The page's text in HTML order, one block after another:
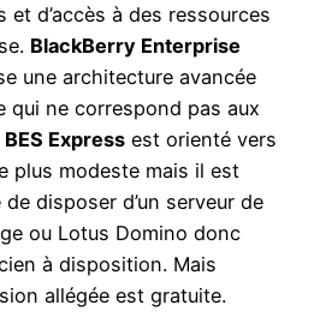
d’accès à des ressources
BlackBerry Enterprise
une architecture avancée
qui ne correspond pas aux
BES Express est orienté vers
plus modeste mais il est
disposer d’un serveur de
ou Lotus Domino donc
à disposition. Mais
allégée est gratuite.